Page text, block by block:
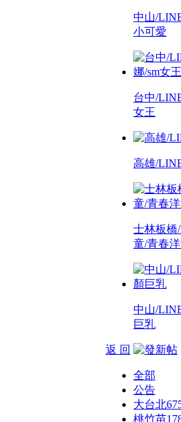
中山/
小可愛
台中/
女王
高雄/
士林板橋
童/青春
中山/
巨乳
返 回
全部
公告
大台北
桃竹苗